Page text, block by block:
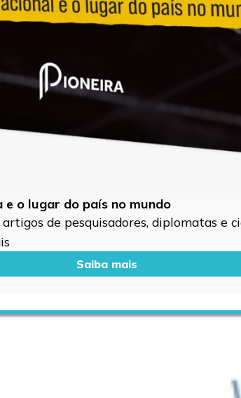
e o lugar do país no mundo
de pesquisadores, diplomatas e
Saiba mais